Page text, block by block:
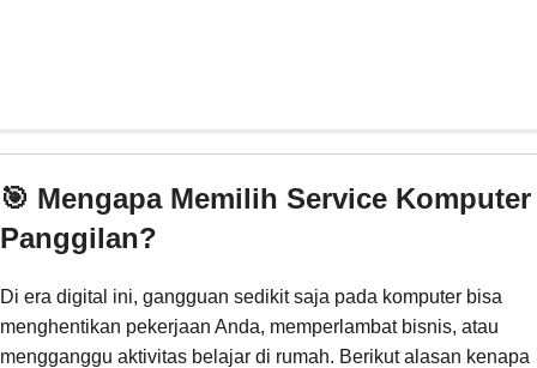
🎯 Mengapa Memilih Service Komputer
Panggilan?
Di era digital ini, gangguan sedikit saja pada komputer bisa
menghentikan pekerjaan Anda, memperlambat bisnis, atau
mengganggu aktivitas belajar di rumah. Berikut alasan kenapa